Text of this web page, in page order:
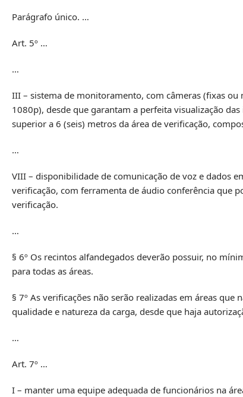
Parágrafo único. …
Art. 5º …
…
III – sistema de monitoramento, com câmeras (fixas
1080p), desde que garantam a perfeita visualização
superior a 6 (seis) metros da área de verificação,
…
VIII – disponibilidade de comunicação de voz e dados
verificação, com ferramenta de áudio conferência que
verificação.
…
§ 6º Os recintos alfandegados deverão possuir, no
para todas as áreas.
§ 7º As verificações não serão realizadas em áreas
qualidade e natureza da carga, desde que haja
…
Art. 7º …
I – manter uma equipe adequada de funcionários na